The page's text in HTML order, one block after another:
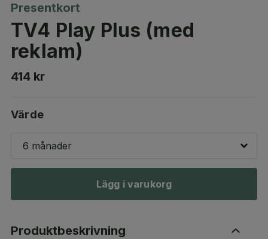
Presentkort
TV4 Play Plus (med
reklam)
414 kr
Värde
6 månader
Lägg i varukorg
Produktbeskrivning